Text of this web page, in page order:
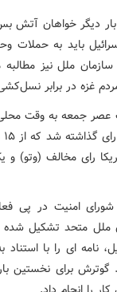
بار دیگر خواهان
باید به حملات
ملل نیز
غزه در برابر
جمعه به وقت محلی
رای مخالف (وتو)
در پی فعال کردن ماده
ملل متحد تشکیل شده